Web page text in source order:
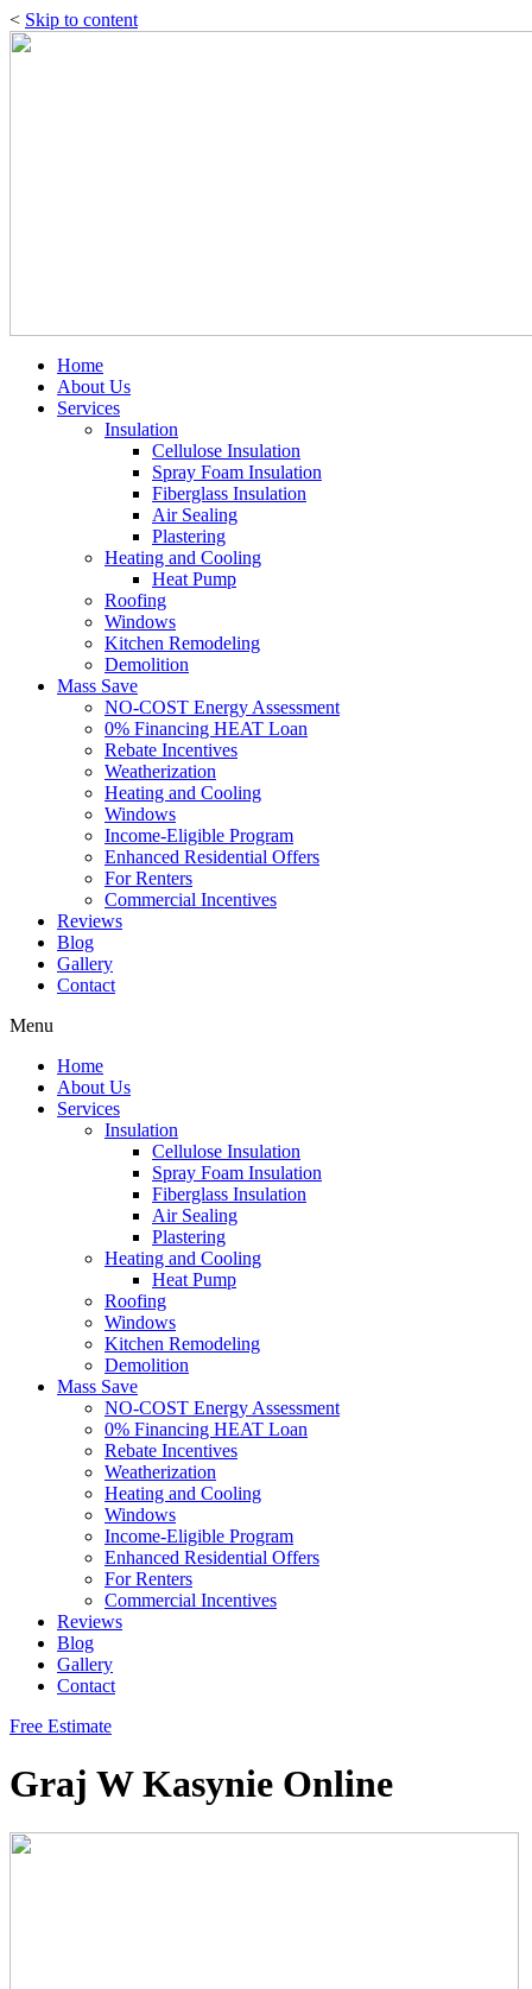
< Skip to content
Home
About Us
Services
Insulation
Cellulose Insulation
Spray Foam Insulation
Fiberglass Insulation
Air Sealing
Plastering
Heating and Cooling
Heat Pump
Roofing
Windows
Kitchen Remodeling
Demolition
Mass Save
NO-COST Energy Assessment
0% Financing HEAT Loan
Rebate Incentives
Weatherization
Heating and Cooling
Windows
Income-Eligible Program
Enhanced Residential Offers
For Renters
Commercial Incentives
Reviews
Blog
Gallery
Contact
Menu
Home
About Us
Services
Insulation
Cellulose Insulation
Spray Foam Insulation
Fiberglass Insulation
Air Sealing
Plastering
Heating and Cooling
Heat Pump
Roofing
Windows
Kitchen Remodeling
Demolition
Mass Save
NO-COST Energy Assessment
0% Financing HEAT Loan
Rebate Incentives
Weatherization
Heating and Cooling
Windows
Income-Eligible Program
Enhanced Residential Offers
For Renters
Commercial Incentives
Reviews
Blog
Gallery
Contact
Free Estimate
Graj W Kasynie Online